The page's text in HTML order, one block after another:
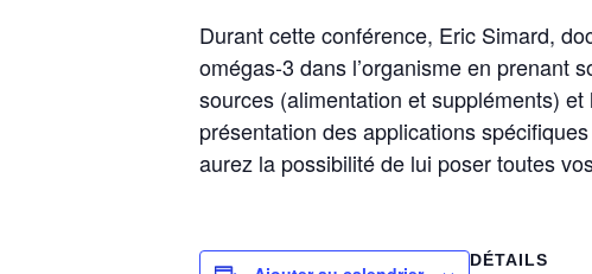
Durant cette conférence, Eric Simard,
omégas-3 dans l’organisme en prenant
sources (alimentation et suppléments)
présentation des applications
aurez la possibilité de lui poser toutes
DÉTAILS